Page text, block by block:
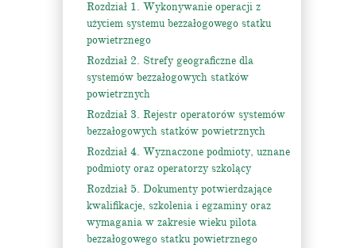
Rozdział 1. Wykonywanie operacji z
użyciem systemu bezzałogowego statku
powietrznego
Rozdział 2. Strefy geograficzne dla
systemów bezzałogowych statków
powietrznych
Rozdział 3. Rejestr operatorów systemów
bezzałogowych statków powietrznych
Rozdział 4. Wyznaczone podmioty, uznane
podmioty oraz operatorzy szkolący
Rozdział 5. Dokumenty potwierdzające
kwalifikacje, szkolenia i egzaminy oraz
wymagania w zakresie wieku pilota
bezzałogowego statku powietrznego